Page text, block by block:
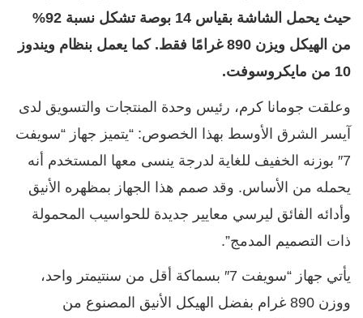
حيث يحمل الشاشة بقياس 14 بوصة تشكل نسبة 92%
من الهيكل ويزن 890 غرامًا فقط. كما يعمل بنظام ويندوز
10 من مايكروسوفت.
وعلقت جومانا كرم، رئيس وحدة المنتجات والتسويق لدى
آيسر الشرق الأوسط بهذا الخصوص: “يتميز جهاز “سويفت
7″ بوزنه الخفيف للغاية لدرجة ينسى معها المستخدم أنه
يحمله من الأساس. وقد صمم هذا الجهاز بمظهره الأنيق
وأدائه الفائق ليرسي معايير جديدة للحواسيب المحمولة
ذات التصميم المدمج”.
يأتي جهاز “سويفت 7″ بسماكة أقل من سنتيمتر واحد،
ووزن 890 غرام بفضل الهيكل الأنيق المصنوع من